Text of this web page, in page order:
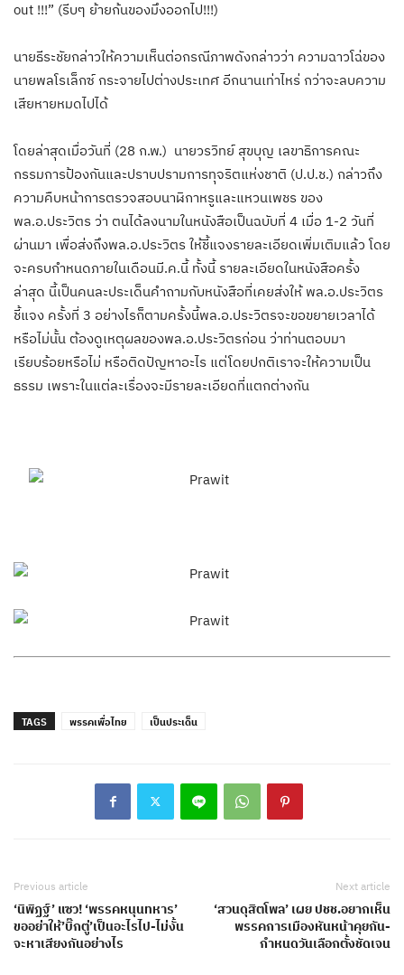
out !!!” (รีบๆ ย้ายก้นของมึงออกไป!!!)
นายธีระชัยกล่าวให้ความเห็นต่อกรณีภาพดังกล่าวว่า ความฉาวโฉ่ของ
นายพลโรเล็กซ์ กระจายไปต่างประเทศ อีกนานเท่าไหร่ กว่าจะลบความ
เสียหายหมดไปได้
โดยล่าสุดเมื่อวันที่ (28 ก.พ.) นายวรวิทย์ สุขบุญ เลขาธิการคณะ
กรรมการป้องกันและปราบปรามการทุจริตแห่งชาติ (ป.ป.ช.) กล่าวถึง
ความคืบหน้าการตรวจสอบนาฬิกาหรูและแหวนเพชร ของ
พล.อ.ประวิตร ว่า ตนได้ลงนามในหนังสือเป็นฉบับที่ 4 เมื่อ 1-2 วันที่
ผ่านมา เพื่อส่งถึงพล.อ.ประวิตร ให้ชี้แจงรายละเอียดเพิ่มเติมแล้ว โดย
จะครบกำหนดภายในเดือนมี.ค.นี้ ทั้งนี้ รายละเอียดในหนังสือครั้ง
ล่าสุด นี้เป็นคนละประเด็นคำถามกับหนังสือที่เคยส่งให้ พล.อ.ประวิตร
ชี้แจง ครั้งที่ 3 อย่างไรก็ตามครั้งนี้พล.อ.ประวิตรจะขอขยายเวลาได้
หรือไม่นั้น ต้องดูเหตุผลของพล.อ.ประวิตรก่อน ว่าท่านตอบมา
เรียบร้อยหรือไม่ หรือติดปัญหาอะไร แต่โดยปกติเราจะให้ความเป็น
ธรรม เพราะในแต่ละเรื่องจะมีรายละเอียดที่แตกต่างกัน
TAGS พรรคเพื่อไทย เป็นประเด็น
Previous article
‘นิพิฏฐ์’ แซว! ‘พรรคหนุนทหาร’
ขออย่าให้’บิ๊กตู่’เป็นอะไรไป-ไม่งั้น
จะหาเสียงกันอย่างไร
Next article
‘สวนดุสิตโพล’ เผย ปชช.อยากเห็น
พรรคการเมืองหันหน้าคุยกัน-
กำหนดวันเลือกตั้งชัดเจน